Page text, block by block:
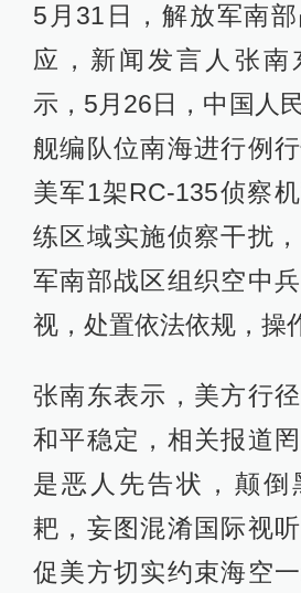
5月31日，解放军南
应，新闻发言人张南
示，5月26日，中国人
舰编队位南海进行例
美军1架RC-135侦察
练区域实施侦察干扰
军南部战区组织空中
视，处置依法依规，操
张南东表示，美方行
和平稳定，相关报道
是恶人先告状，颠倒
耙，妄图混淆国际视
促美方切实约束海空